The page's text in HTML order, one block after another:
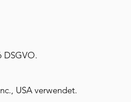
DSGVO.
USA verwendet.